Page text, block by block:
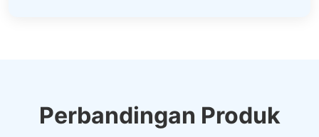
Perbandingan Produk